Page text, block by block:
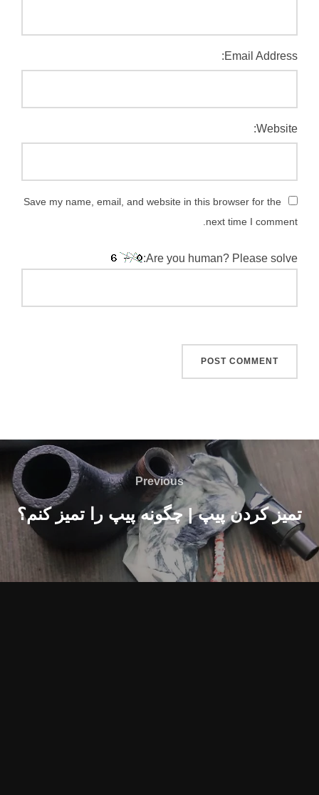
Email Address:
Website:
Save my name, email, and website in this browser for the
next time I comment.
Are you human? Please solve:
نوشته
PreviousPrevious
تمیز کردن پیپ | چگونه پیپ را تمیز کنم؟